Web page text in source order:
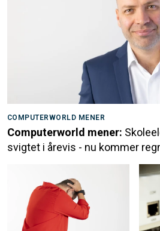
COMPUTERWORLD MENER
Computerworld mener:
svigtet i årevis - nu kommer